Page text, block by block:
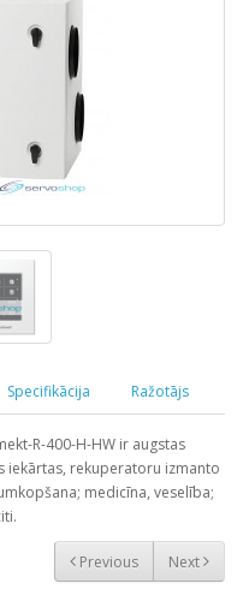
Specifikācija Ražotājs
R-400-H-HW ir augstas
iekārtas, rekuperatoru izmanto
medicīna, veselība;
Previous Next